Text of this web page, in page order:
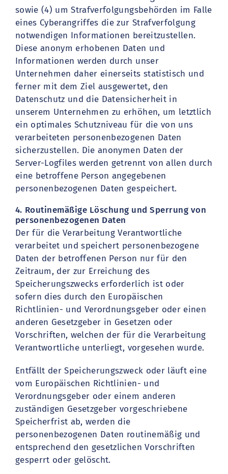
sowie (4) um Strafverfolgungsbehörden im Falle
eines Cyberangriffes die zur Strafverfolgung
notwendigen Informationen bereitzustellen.
Diese anonym erhobenen Daten und
Informationen werden durch unser
Unternehmen daher einerseits statistisch und
ferner mit dem Ziel ausgewertet, den
Datenschutz und die Datensicherheit in
unserem Unternehmen zu erhöhen, um letztlich
ein optimales Schutzniveau für die von uns
verarbeiteten personenbezogenen Daten
sicherzustellen. Die anonymen Daten der
Server-Logfiles werden getrennt von allen durch
eine betroffene Person angegebenen
personenbezogenen Daten gespeichert.
4. Routinemäßige Löschung und Sperrung von
personenbezogenen Daten
Der für die Verarbeitung Verantwortliche
verarbeitet und speichert personenbezogene
Daten der betroffenen Person nur für den
Zeitraum, der zur Erreichung des
Speicherungszwecks erforderlich ist oder
sofern dies durch den Europäischen
Richtlinien- und Verordnungsgeber oder einen
anderen Gesetzgeber in Gesetzen oder
Vorschriften, welchen der für die Verarbeitung
Verantwortliche unterliegt, vorgesehen wurde.
Entfällt der Speicherungszweck oder läuft eine
vom Europäischen Richtlinien- und
Verordnungsgeber oder einem anderen
zuständigen Gesetzgeber vorgeschriebene
Speicherfrist ab, werden die
personenbezogenen Daten routinemäßig und
entsprechend den gesetzlichen Vorschriften
gesperrt oder gelöscht.